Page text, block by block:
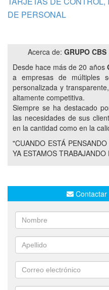
DE PERSONAL
Acerca de: GRUPO CBS
Desde hace más de 20 años
a empresas de múltiples
personalizada y
altamente competitiva.
Siempre se ha destacado
las necesidades de sus
en la cantidad como en la
"CUANDO ESTÁ
YA ESTAMOS
Contactar